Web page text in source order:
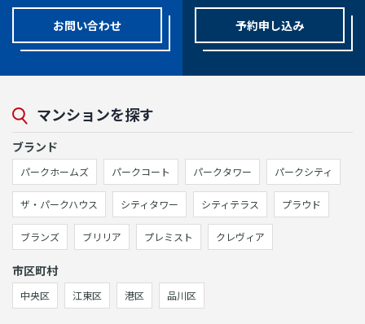
お問い合わせ 予約申し込み
マンションを探す
ブランド
パークホームズ パークコート パークタワー パークシティ
ザ・パークハウス シティタワー シティテラス プラウド
ブランズ ブリリア プレミスト クレヴィア
市区町村
中央区 江東区 港区 品川区